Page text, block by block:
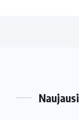
Naujausi